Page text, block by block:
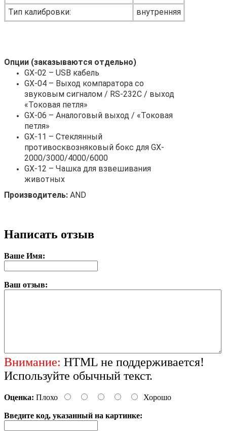
Тип калибровки:
внутренняя
Опции (заказываются отдельно)
GX-02 – USB кабель
GX-04 – Выход компаратора со
звуковым сигналом / RS-232C / выход
«Токовая петля»
GX-06 – Аналоговый выход / «Токовая
петля»
GX-11 – Стеклянный
противосквозняковый бокс для GX-
2000/3000/4000/6000
GX-12 – Чашка для взвешивания
животных
Производитель: AND
Написать отзыв
Ваше Имя:
Ваш отзыв:
Внимание: HTML не поддерживается!
Используйте обычный текст.
Оценка: Плохо Хорошо
Введите код, указанный на картинке: